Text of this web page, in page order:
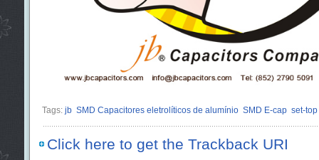
Tags: jb SMD Capacitores eletrolíticos de alumínio SMD E-cap set-
Click here to get the Trackback URI